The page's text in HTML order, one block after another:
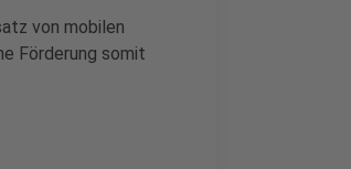
von mobilen
Förderung somit